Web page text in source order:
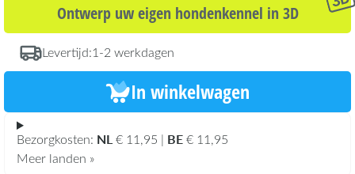
Ontwerp uw eigen hondenkennel in 3D
Levertijd:1-2 werkdagen
In winkelwagen
Bezorgkosten: NL€ 11,95 | BE€ 11,95
Meer landen »